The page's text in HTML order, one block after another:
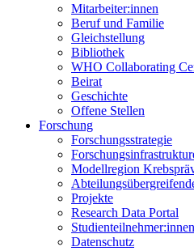
Mitarbeiter:innen
Beruf und Familie
Gleichstellung
Bibliothek
WHO Collaborating
Beirat
Geschichte
Offene Stellen
Forschung
Forschungsstrategie
Modellregion
Projekte
Research Data Portal
Datenschutz